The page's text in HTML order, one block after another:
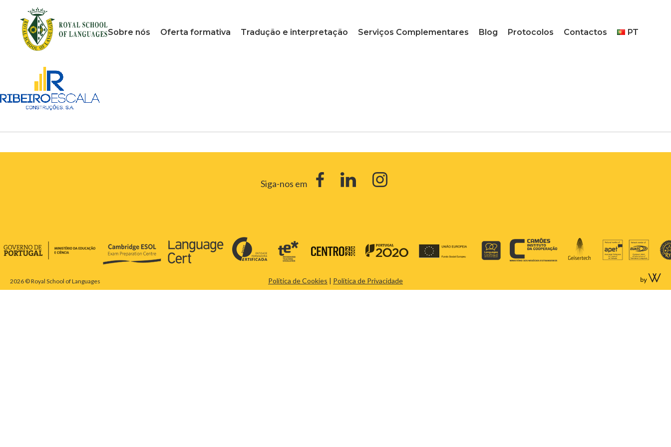
Sobre nós Oferta formativa Tradução e interpretação Serviços Complementares Blog Protocolos Contactos PT
Siga-nos em
2026 © Royal School of Languages Política de Cookies | Política de Privacidade